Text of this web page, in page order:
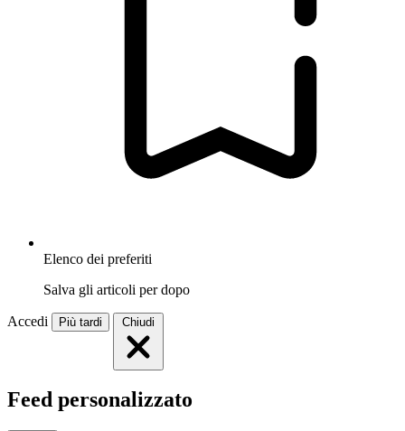
Elenco dei preferiti
Salva gli articoli per dopo
Accedi Più tardi Chiudi
Feed personalizzato